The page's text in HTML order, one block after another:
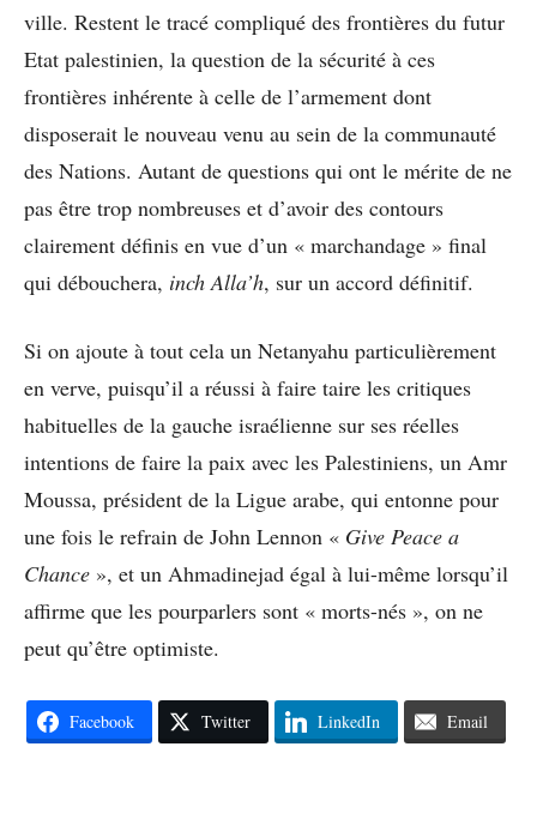
ville. Restent le tracé compliqué des frontières du futur
Etat palestinien, la question de la sécurité à ces
frontières inhérente à celle de l’armement dont
disposerait le nouveau venu au sein de la communauté
des Nations. Autant de questions qui ont le mérite de ne
pas être trop nombreuses et d’avoir des contours
clairement définis en vue d’un « marchandage » final
qui débouchera, inch Alla’h, sur un accord définitif.
Si on ajoute à tout cela un Netanyahu particulièrement
en verve, puisqu’il a réussi à faire taire les critiques
habituelles de la gauche israélienne sur ses réelles
intentions de faire la paix avec les Palestiniens, un Amr
Moussa, président de la Ligue arabe, qui entonne pour
une fois le refrain de John Lennon « Give Peace a
Chance », et un Ahmadinejad égal à lui-même lorsqu’il
affirme que les pourparlers sont « morts-nés », on ne
peut qu’être optimiste.
Facebook Twitter LinkedIn Email